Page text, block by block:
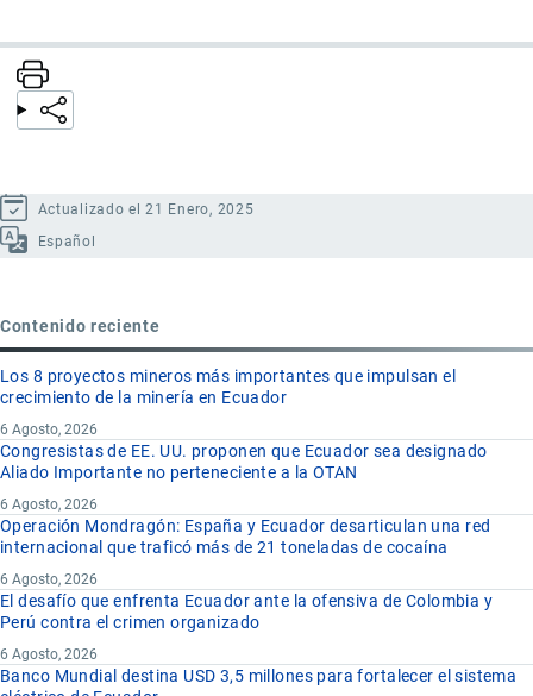
Actualizado el 21 Enero, 2025
Español
Contenido reciente
Los 8 proyectos mineros más importantes que impulsan el
crecimiento de la minería en Ecuador
6 Agosto, 2026
Congresistas de EE. UU. proponen que Ecuador sea designado
Aliado Importante no perteneciente a la OTAN
6 Agosto, 2026
Operación Mondragón: España y Ecuador desarticulan una red
internacional que traficó más de 21 toneladas de cocaína
6 Agosto, 2026
El desafío que enfrenta Ecuador ante la ofensiva de Colombia y
Perú contra el crimen organizado
6 Agosto, 2026
Banco Mundial destina USD 3,5 millones para fortalecer el sistema